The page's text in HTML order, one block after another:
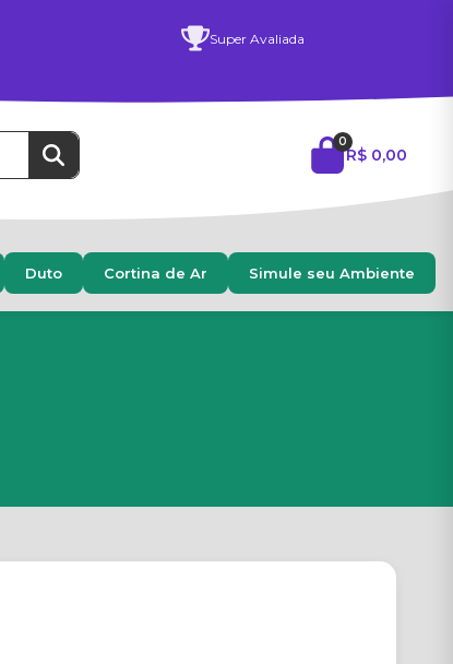
Super Avaliada
0
R$ 0,00
Duto Cortina de Ar Simule seu Ambiente